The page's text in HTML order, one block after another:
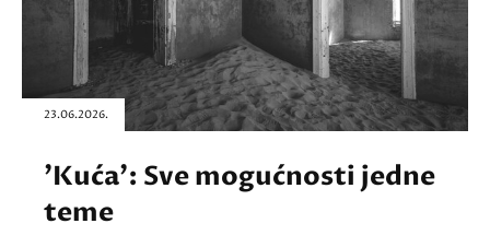
23.06.2026.
'Kuća': Sve mogućnosti jedne
teme